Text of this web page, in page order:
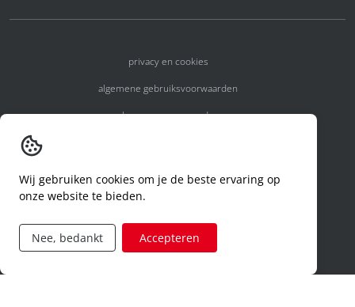
privacy en cookies
algemene gebruiksvoorwaarden
algemene voorwaarden
code of conduct
aanvraag rechten ivm privacy
Wij gebruiken cookies om je de beste ervaring op
onze website te bieden.
Nee, bedankt Accepteren